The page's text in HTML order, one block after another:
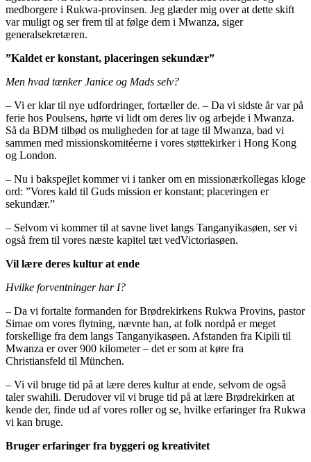
medborgere i Rukwa-provinsen. Jeg glæder mig over at dette skift
var muligt og ser frem til at følge dem i Mwanza, siger
generalsekretæren.
”Kaldet er konstant, placeringen sekundær”
Men hvad tænker Janice og Mads selv?
– Vi er klar til nye udfordringer, fortæller de. – Da vi sidste år var på
ferie hos Poulsens, hørte vi lidt om deres liv og arbejde i Mwanza.
Så da BDM tilbød os muligheden for at tage til Mwanza, bad vi
sammen med missionskomitéerne i vores støttekirker i Hong Kong
og London.
– Nu i bakspejlet kommer vi i tanker om en missionærkollegas kloge
ord: ”Vores kald til Guds mission er konstant; placeringen er
sekundær.”
– Selvom vi kommer til at savne livet langs Tanganyikasøen, ser vi
også frem til vores næste kapitel tæt ved​​Victoriasøen.
Vil lære deres kultur at ende
Hvilke forventninger har I?
– Da vi fortalte formanden for Brødrekirkens Rukwa Provins, pastor
Simae om vores flytning, nævnte han, at folk nordpå er meget
forskellige fra dem langs Tanganyikasøen. Afstanden fra Kipili til
Mwanza er over 900 kilometer – det er som at køre fra
Christiansfeld til München.
– Vi vil bruge tid på at lære deres kultur at ende, selvom de også
taler swahili. Derudover vil vi bruge tid på at lære Brødrekirken at
kende der, finde ud af vores roller og se, hvilke erfaringer fra Rukwa
vi kan bruge.
Bruger erfaringer fra byggeri og kreativitet